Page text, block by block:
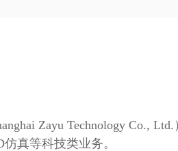
Zayu Technology Co.,
真等科技类业务。